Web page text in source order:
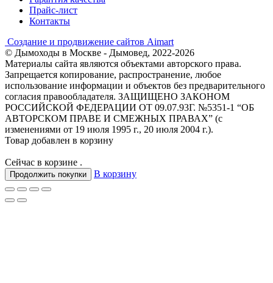
Прайс-лист
Контакты
Создание и продвижение сайтов Aimart
© Дымоходы в Москве - Дымовед, 2022-2026
Материалы сайта являются объектами авторского права.
Запрещается копирование, распространение, любое
использование информации и объектов без предварительного
согласия правообладателя. ЗАЩИЩЕНО ЗАКОНОМ
РОССИЙСКОЙ ФЕДЕРАЦИИ ОТ 09.07.93Г. №5351-1 “ОБ
АВТОРСКОМ ПРАВЕ И СМЕЖНЫХ ПРАВАХ” (с
изменениями от 19 июля 1995 г., 20 июля 2004 г.).
Товар добавлен в корзину
Сейчас в корзине .
Продолжить покупки В корзину